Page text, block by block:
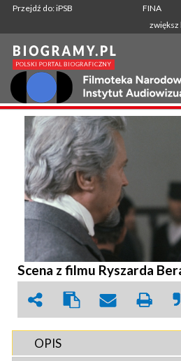
Przejdź do: iPSB
FINA
SZUKANA
Scena z filmu Ryszarda
OPIS